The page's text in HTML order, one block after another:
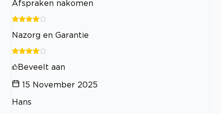
Afspraken nakomen
Nazorg en Garantie
Beveelt aan
15 November 2025
Hans